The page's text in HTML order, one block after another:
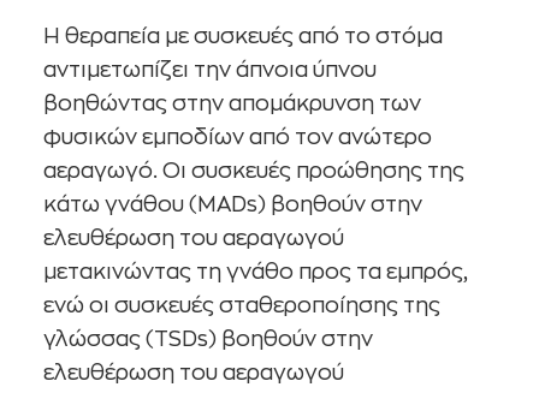
Η θεραπεία με συσκευές από το στόμα
αντιμετωπίζει την άπνοια ύπνου
βοηθώντας στην απομάκρυνση των
φυσικών εμποδίων από τον ανώτερο
αεραγωγό. Οι συσκευές προώθησης της
κάτω γνάθου (MADs) βοηθούν στην
ελευθέρωση του αεραγωγού
μετακινώντας τη γνάθο προς τα εμπρός,
ενώ οι συσκευές σταθεροποίησης της
γλώσσας (TSDs) βοηθούν στην
ελευθέρωση του αεραγωγού